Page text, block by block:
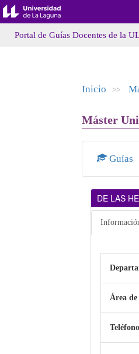
Portal de Guías Docentes de la
Inicio >>
Máster
Guías
DE LAS
Área